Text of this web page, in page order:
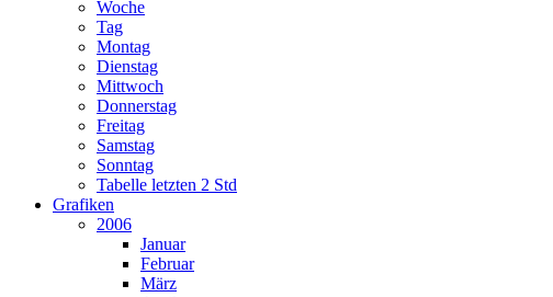
Woche
Tag
Montag
Dienstag
Mittwoch
Donnerstag
Freitag
Samstag
Sonntag
Tabelle letzten 2 Std
Grafiken
2006
Januar
Februar
März